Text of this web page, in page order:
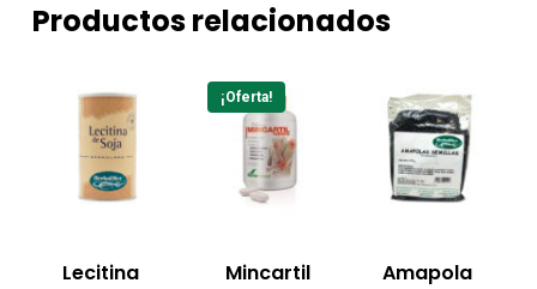
Productos relacionados
Lecitina
¡Oferta!
Mincartil
Amapola